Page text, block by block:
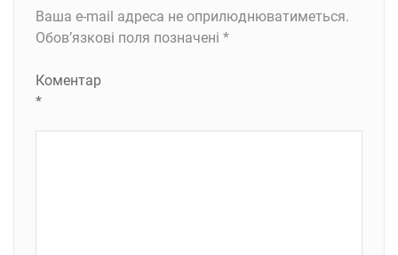
Ваша e-mail адреса не оприлюднюватиметься.
Обов’язкові поля позначені *
Коментар
*